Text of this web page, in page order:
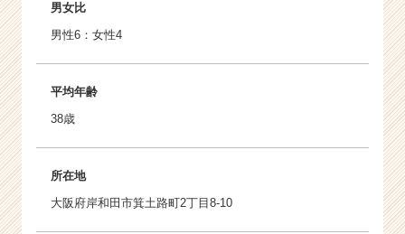
男女比
男性6：女性4
平均年齢
38歳
所在地
大阪府岸和田市箕土路町2丁目8-10